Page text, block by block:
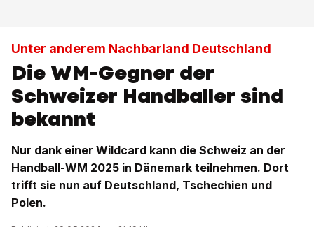
Unter anderem Nachbarland Deutschland
Die WM-Gegner der
Schweizer Handballer sind
bekannt
Nur dank einer Wildcard kann die Schweiz an der
Handball-WM 2025 in Dänemark teilnehmen. Dort
trifft sie nun auf Deutschland, Tschechien und
Polen.